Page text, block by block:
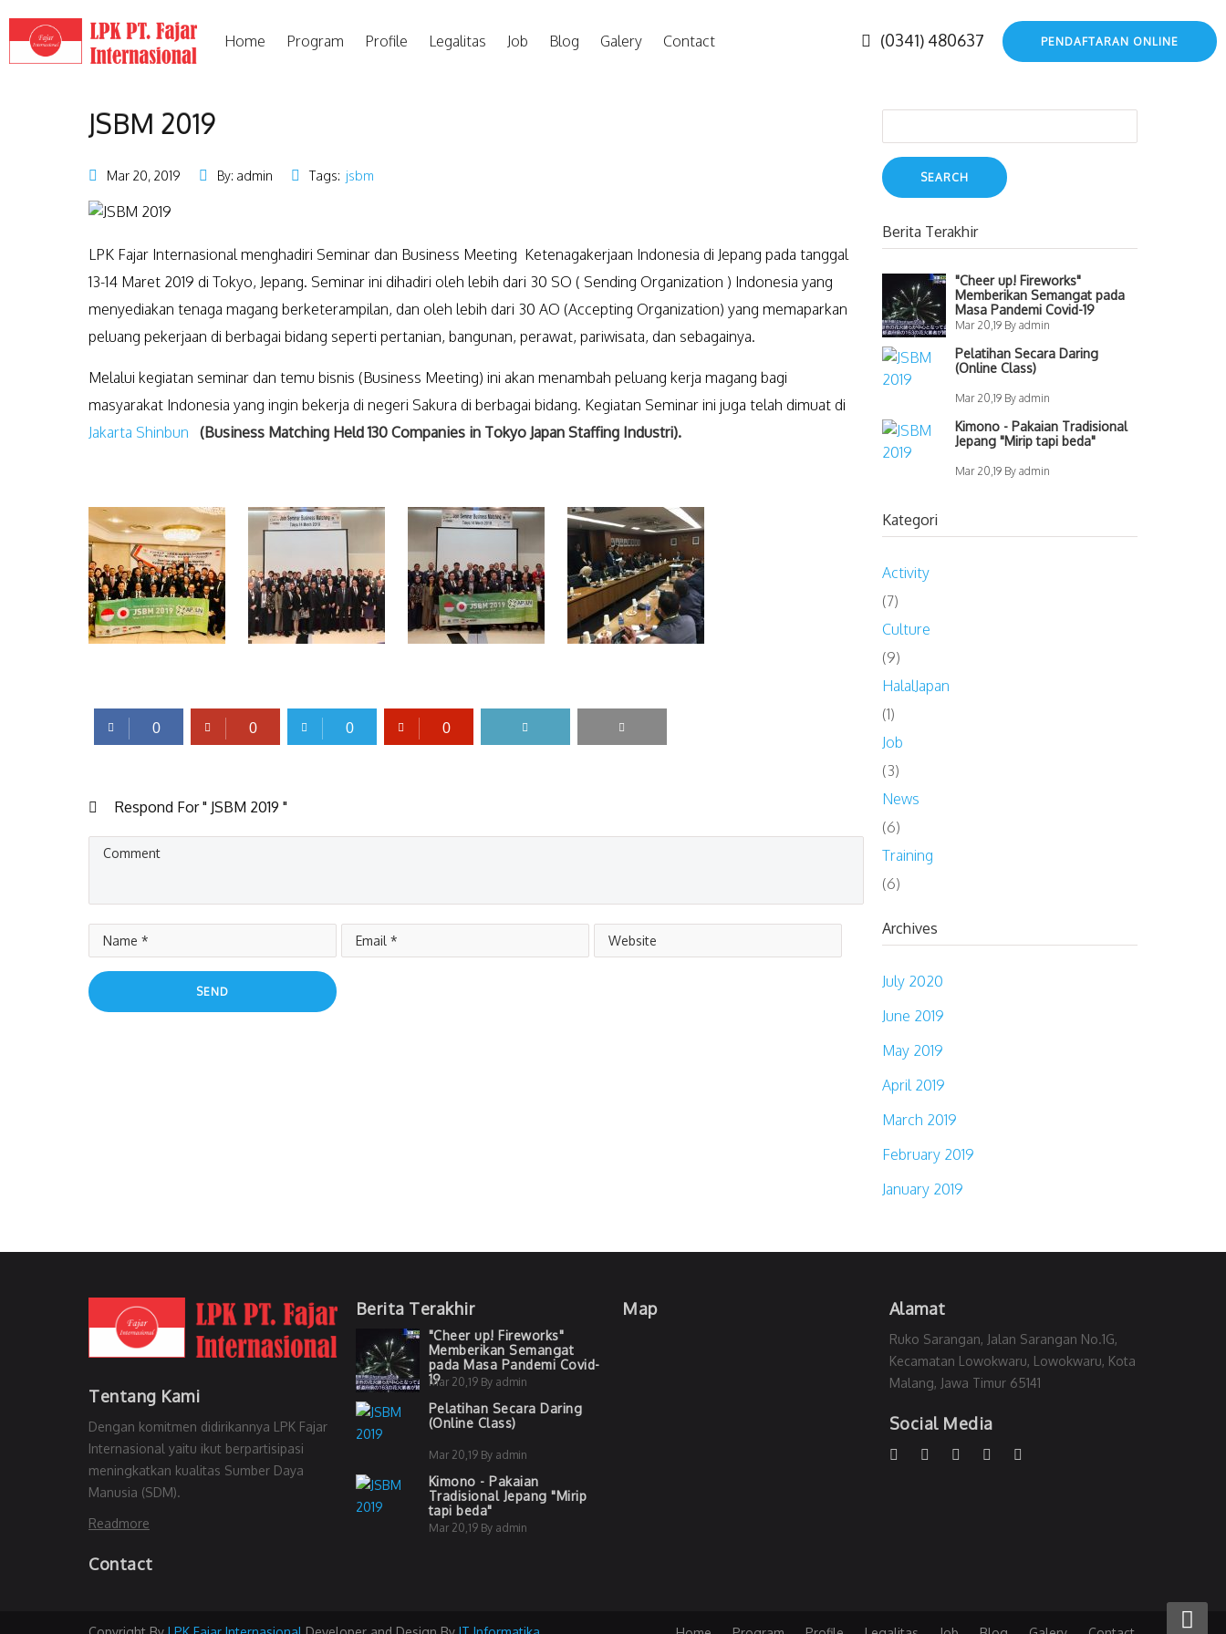
Home Program Profile Legalitas Job Blog Galery Contact PENDAFTARAN ONLINE
(0341) 480637
JSBM 2019
Mar 20, 2019 By: admin Tags: jsbm
LPK Fajar Internasional menghadiri Seminar dan Business Meeting Ketenagakerjaan Indonesia di Jepang pada tanggal
13-14 Maret 2019 di Tokyo, Jepang. Seminar ini dihadiri oleh lebih dari 30 SO ( Sending Organization ) Indonesia yang
menyediakan tenaga magang berketerampilan, dan oleh lebih dari 30 AO (Accepting Organization) yang memaparkan
peluang pekerjaan di berbagai bidang seperti pertanian, bangunan, perawat, pariwisata, dan sebagainya.
Melalui kegiatan seminar dan temu bisnis (Business Meeting) ini akan menambah peluang kerja magang bagi
masyarakat Indonesia yang ingin bekerja di negeri Sakura di berbagai bidang. Kegiatan Seminar ini juga telah dimuat di
Jakarta Shinbun
(Business Matching Held 130 Companies in Tokyo Japan Staffing Industri).
0 0 0 0
Respond For " JSBM 2019 "
for:
Berita Terakhir
"Cheer up! Fireworks"
Memberikan Semangat pada
Masa Pandemi Covid-19
Mar 20,19 By admin
Pelatihan Secara Daring
(Online Class)
Mar 20,19 By admin
Kimono - Pakaian Tradisional
Jepang "Mirip tapi beda"
Mar 20,19 By admin
Kategori
Activity
(7)
Culture
(9)
HalalJapan
(1)
Job
(3)
News
(6)
Training
(6)
Archives
July 2020
June 2019
May 2019
April 2019
March 2019
February 2019
January 2019
Tentang Kami
Dengan komitmen didirikannya LPK Fajar
Internasional yaitu ikut berpartisipasi
meningkatkan kualitas Sumber Daya
Manusia (SDM).
Readmore
Contact
Berita Terakhir
"Cheer up! Fireworks"
Memberikan Semangat
pada Masa Pandemi Covid-
19
Mar 20,19 By admin
Pelatihan Secara Daring
(Online Class)
Mar 20,19 By admin
Kimono - Pakaian
Tradisional Jepang "Mirip
tapi beda"
Mar 20,19 By admin
Map Alamat
Ruko Sarangan, Jalan Sarangan No.1G,
Kecamatan Lowokwaru, Lowokwaru, Kota
Malang, Jawa Timur 65141
Social Media